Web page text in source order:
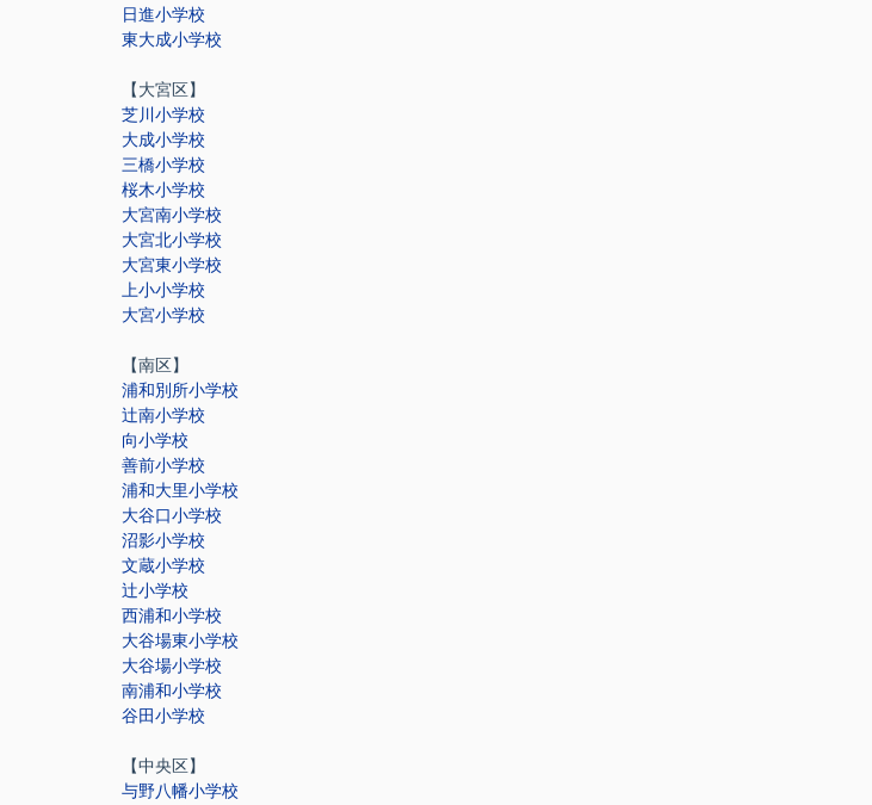
日進小学校
東大成小学校
【大宮区】
芝川小学校
大成小学校
三橋小学校
桜木小学校
大宮南小学校
大宮北小学校
大宮東小学校
上小小学校
大宮小学校
【南区】
浦和別所小学校
辻南小学校
向小学校
善前小学校
浦和大里小学校
大谷口小学校
沼影小学校
文蔵小学校
辻小学校
西浦和小学校
大谷場東小学校
大谷場小学校
南浦和小学校
谷田小学校
【中央区】
与野八幡小学校